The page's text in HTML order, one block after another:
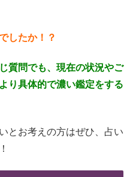
したか！？
質問でも、現在の状況やご
り具体的で濃い鑑定をする
とお考えの方はぜひ、占い